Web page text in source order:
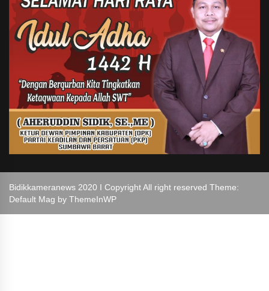
Bidikkameranews 2020 I Copyright All right reserved Theme:
Default Mag by ThemeInWP